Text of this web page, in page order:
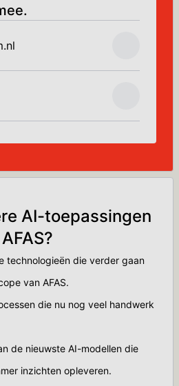
AI-toepassingen
technologieën die verder gaan
van AFAS.
die nu nog veel handwerk
de nieuwste AI-modellen die
inzichten opleveren.